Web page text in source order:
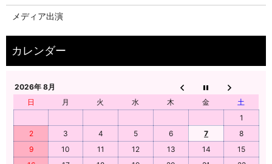
メディア出演
2026年 8月
日
月 火 水 木 金
土
1
2
3 4 5 6 7
8
9
10 11 12 13 14
15